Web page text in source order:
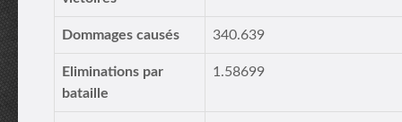
Dommages causés 340.639
Eliminations par
bataille
1.58699